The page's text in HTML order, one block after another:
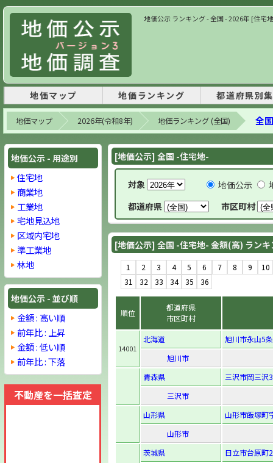
地価公示 ランキング - 全国 - 2026年 [住宅
地価マップ 地価ランキング 都道府県別
地価マップ 2026年(令和8年) 地価ランキング (全国) 全
地価公示 - 用途別
住宅地
商業地
工業地
宅地見込地
区域内宅地
準工業地
林地
地価公示 - 並び順
金額 : 高い順
前年比 : 上昇
金額 : 低い順
前年比 : 下落
不動産を一括査定
[地価公示] 全国 -住宅地-
対象 地価公示
都道府県
市区町村
[地価公示] 全国 -住宅地- 金額(高) ラン
1 2 3 4 5 6 7 8 9
10
31
32 33 34 35 36
順位
都道府県
市区町村
14001
北海道
旭川市永山5
旭川市
青森県
三沢市岡三沢
三沢市
山形県
山形市飯塚町
山形市
茨城県
日立市台原町